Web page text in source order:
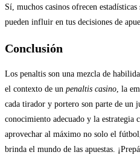
Sí, muchos casinos ofrecen
pueden influir en tus decisiones de
Conclusión
Los penaltis son una mezcla de
el contexto de un penaltis casino, la
cada tirador y portero son parte de un
conocimiento adecuado y la estrategia
aprovechar al máximo no solo el
brinda el mundo de las apuestas.